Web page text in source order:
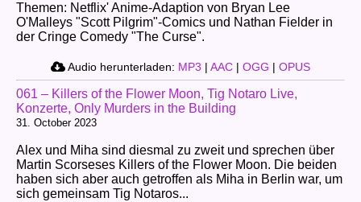
Themen: Netflix' Anime-Adaption von Bryan Lee
O'Malleys "Scott Pilgrim"-Comics und Nathan Fielder in
der Cringe Comedy "The Curse".
Audio herunterladen: MP3 | AAC | OGG | OPUS
061 – Killers of the Flower Moon, Tig Notaro Live,
Konzerte, Only Murders in the Building
31. October 2023
Alex und Miha sind diesmal zu zweit und sprechen über
Martin Scorseses Killers of the Flower Moon. Die beiden
haben sich aber auch getroffen als Miha in Berlin war, um
sich gemeinsam Tig Notaros...